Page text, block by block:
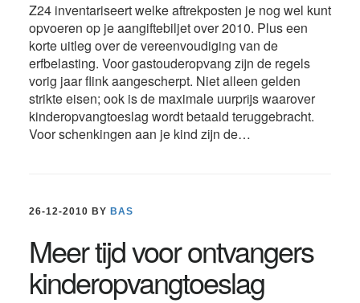
Z24 inventariseert welke aftrekposten je nog wel kunt
opvoeren op je aangiftebiljet over 2010. Plus een
korte uitleg over de vereenvoudiging van de
erfbelasting. Voor gastouderopvang zijn de regels
vorig jaar flink aangescherpt. Niet alleen gelden
strikte eisen; ook is de maximale uurprijs waarover
kinderopvangtoeslag wordt betaald teruggebracht.
Voor schenkingen aan je kind zijn de…
26-12-2010 BY BAS
Meer tijd voor ontvangers
kinderopvangtoeslag